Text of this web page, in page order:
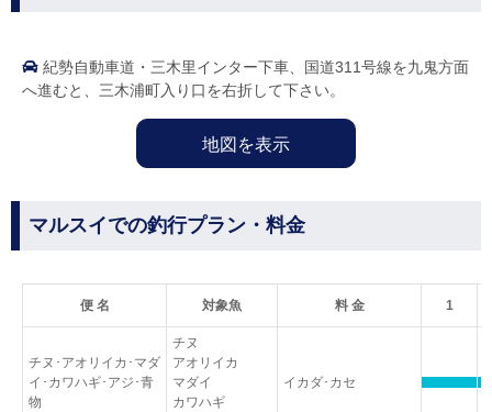
紀勢自動車道・三木里インター下車、国道311号線を九鬼方面
へ進むと、三木浦町入り口を右折して下さい。
地図を表示
マルスイでの釣行プラン・料金
便 名 対象魚 料 金 1
チヌ･アオリイカ･マダ
イ･カワハギ･アジ･青
物
チヌ
アオリイカ
マダイ
カワハギ
イカダ･カセ